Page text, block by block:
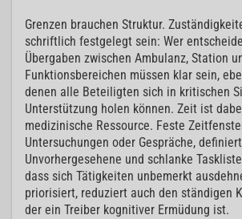
Grenzen brauchen Struktur.
schriftlich festgelegt sein: Wer
Übergaben zwischen Ambulanz, Station
Funktionsbereichen müssen klar sein,
denen alle Beteiligten sich in kritischen
Unterstützung holen können. Zeit ist
medizinische Ressource. Feste
Untersuchungen oder Gespräche,
Unvorhergesehene und schlanke
dass sich Tätigkeiten unbemerkt
priorisiert, reduziert auch den ständigen
der ein Treiber kognitiver Ermüdung ist.